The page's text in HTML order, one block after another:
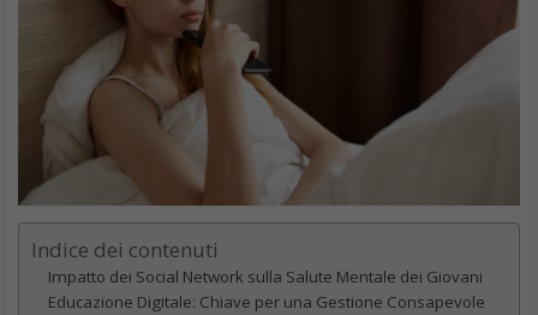
Indice dei contenuti
Impatto dei Social Network sulla Salute Mentale dei Giovani
Educazione Digitale: Chiave per una Gestione Consapevole